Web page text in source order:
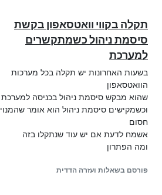
תקלה בקווי וואטסאפון בקשת
סיסמת ניהול כשמתקשרים
למערכת
בשעות האחרונות יש תקלה בכל מערכות
הוואטסאפון
שהוא מבקש סיסמת ניהול בכניסה למערכת
וכשמקישים סיסמת ניהול הוא אומר שהמנוי
חסום
אשמח לדעת אם יש עוד שנתקלו בזה
ומה הפתרון
פורסם בשאלות ועזרה הדדית